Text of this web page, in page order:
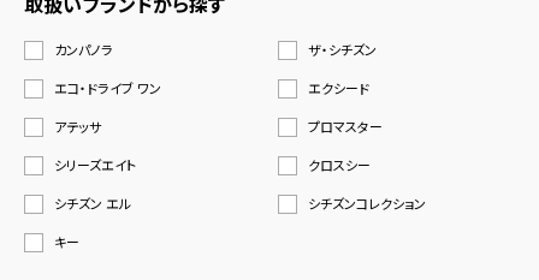
カンパノラ
ザ・シチズン
エコ・ドライブ ワン
エクシード
アテッサ
プロマスター
シリーズエイト
クロスシー
シチズン エル
シチズンコレクション
キー